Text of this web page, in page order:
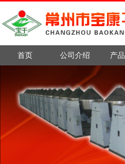
首页 公司介绍 产